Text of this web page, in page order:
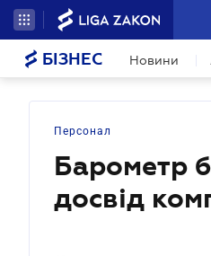
БІЗНЕС Новини
Персонал
Барометр
досвід